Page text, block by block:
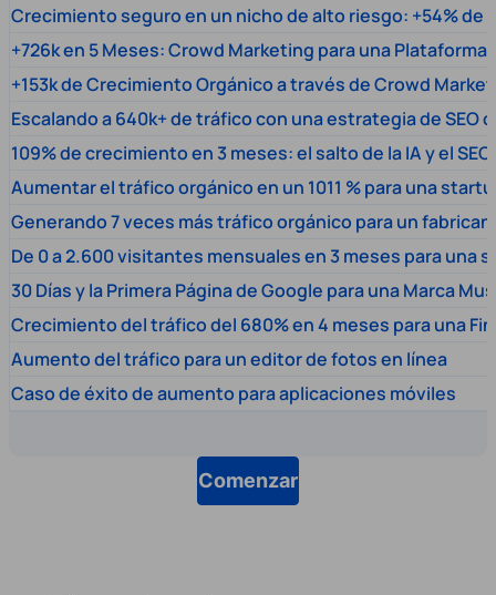
Crecimiento seguro en un nicho de alto riesgo: +54% de
+726k en 5 Meses: Crowd Marketing para una
+153k de Crecimiento Orgánico a través de Crowd
Escalando a 640k+ de tráfico con una estrategia de SEO
109% de crecimiento en 3 meses: el salto de la IA y el SEO
Aumentar el tráfico orgánico en un 1011 % para una
Generando 7 veces más tráfico orgánico para un
De 0 a 2.600 visitantes mensuales en 3 meses para una
30 Días y la Primera Página de Google para una Marca
Crecimiento del tráfico del 680% en 4 meses para una
Aumento del tráfico para un editor de fotos en línea
Caso de éxito de aumento para aplicaciones móviles
Comenzar